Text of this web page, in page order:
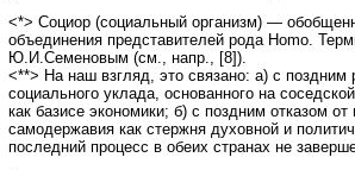
<*> Социор (социальный организм) —
объединения представителей рода Homo.
Ю.И.Семеновым (см., напр., [8]).
<**> На наш взгляд, это связано: а) с поздним
социального уклада, основанного на
как базисе экономики; б) с поздним отказом от
самодержавия как стержня духовной и
последний процесс в обеих странах не